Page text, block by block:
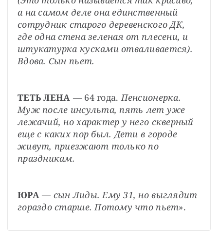
а на самом деле она единственный
сотрудник старого деревенского ДК,
где одна стена зеленая от плесени, и
штукатурка кусками отваливается).
Вдова. Сын пьет.
ТЕТЬ ЛЕНА — 64 года. Пенсионерка.
Муж после инсульта, пять лет уже
лежачий, но характер у него скверный
еще с каких пор был. Дети в городе
живут, приезжают только по
праздникам.
ЮРА — сын Лиды. Ему 31, но выглядит
гораздо старше. Потому что пьет».